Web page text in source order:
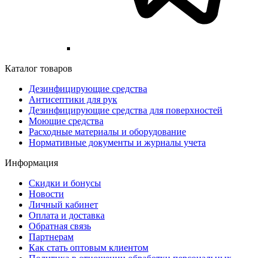
Каталог товаров
Дезинфицирующие средства
Антисептики для рук
Дезинфицирующие средства для поверхностей
Моющие средства
Расходные материалы и оборудование
Нормативные документы и журналы учета
Информация
Скидки и бонусы
Новости
Личный кабинет
Оплата и доставка
Обратная связь
Партнерам
Как стать оптовым клиентом